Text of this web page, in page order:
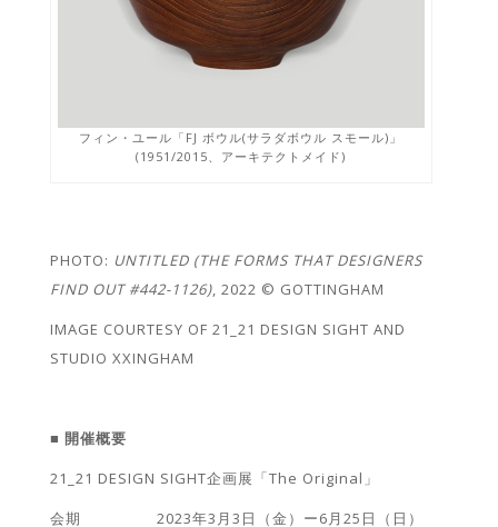
フィン・ユール「FJ ボウル(サラダボウル スモール)」
(1951/2015、アーキテクトメイド)
PHOTO: UNTITLED (THE FORMS THAT DESIGNERS
FIND OUT #442-1126), 2022 © GOTTINGHAM
IMAGE COURTESY OF 21_21 DESIGN SIGHT AND
STUDIO XXINGHAM
■ 開催概要
21_21 DESIGN SIGHT企画展「The Original」
会期 2023年3月3日（金）ー6月25日（日）